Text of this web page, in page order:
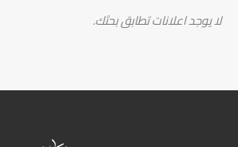
لا يوجد اعلانات تطابق بحثك.